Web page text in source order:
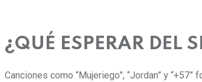
¿QUÉ ESPERAR DEL
Canciones como “Mujeriego”, “Jordan” y